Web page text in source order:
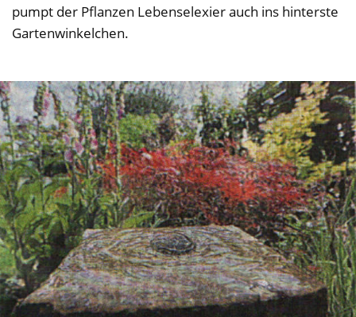
pumpt der Pflanzen Lebenselexier auch ins hinterste
Gartenwinkelchen.